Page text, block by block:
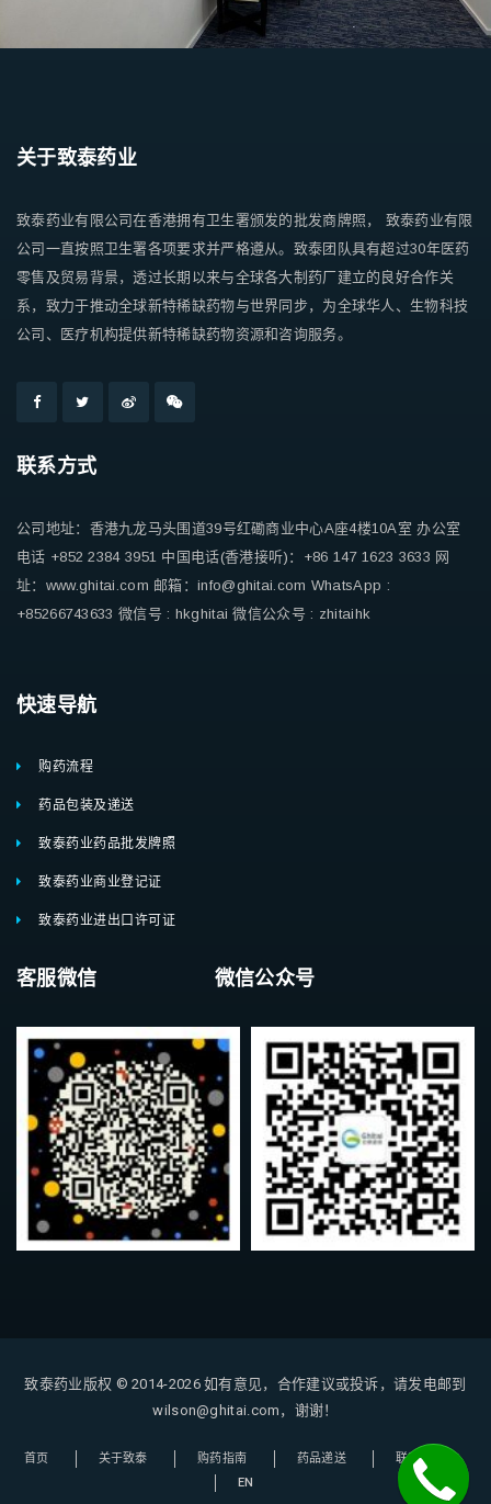
关于致泰药业
致泰药业有限公司在香港拥有卫生署颁发的批发商牌照， 致泰药业有限
公司一直按照卫生署各项要求并严格遵从。致泰团队具有超过30年医药
零售及贸易背景，透过长期以来与全球各大制药厂建立的良好合作关
系，致力于推动全球新特稀缺药物与世界同步，为全球华人、生物科技
公司、医疗机构提供新特稀缺药物资源和咨询服务。
联系方式
公司地址：香港九龙马头围道39号红磡商业中心A座4楼10A室 办公室
电话 +852 2384 3951 中国电话(香港接听)：+86 147 1623 3633 网
址：www.ghitai.com 邮箱：info@ghitai.com WhatsApp :
+85266743633 微信号 : hkghitai 微信公众号 : zhitaihk
快速导航
购药流程
药品包装及递送
致泰药业药品批发牌照
致泰药业商业登记证
致泰药业进出口许可证
客服微信 微信公众号
致泰药业版权 © 2014-2026如有意见，合作建议或投诉，请发电邮到
wilson@ghitai.com，谢谢！
首页 关于致泰 购药指南 药品递送
联系我们
EN